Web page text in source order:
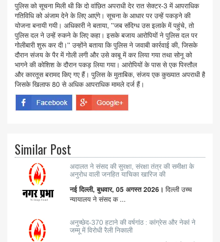
पुलिस को सूचना मिली थी कि दो वांछित अपराधी देर रात सेक्टर-3 में आपराधिक
गतिविधि को अंजाम देने के लिए आएंगे। सूचना के आधार पर उन्हें पकड़ने की
योजना बनायी गयी। अधिकारी ने बताया, ''जब संदिग्ध उस इलाके में पहुंचे, तो
पुलिस दल ने उन्हें रुकने के लिए कहा। इसके बजाय आरोपियों ने पुलिस दल पर
गोलीबारी शुरू कर दी।'' उन्होंने बताया कि पुलिस ने जवाबी कार्रवाई की, जिसके
दौरान संजय के पैर में गोली लगी और उसे काबू में कर लिया गया तथा सोनू को
भागने की कोशिश के दौरान पकड़ लिया गया। आरोपियों के पास से एक पिस्तौल
और कारतूस बरामद किए गए हैं। पुलिस के मुताबिक, संजय एक कुख्यात अपराधी है
जिसके खिलाफ 80 से अधिक आपराधिक मामले दर्ज हैं।
Similar Post
अदालत ने संसद की सुरक्षा, संरक्षा तंत्र की समीक्षा के
अनुरोध वाली जनहित याचिका खारिज की
नई दिल्ली, बुधवार, 05 अगस्त 2026। दिल्ली उच्च
न्यायालय ने संसद क ...
अनुच्छेद-370 हटाने की वर्षगांठ : कांग्रेस और नेकां ने
जम्मू में विरोधी रैली निकाली